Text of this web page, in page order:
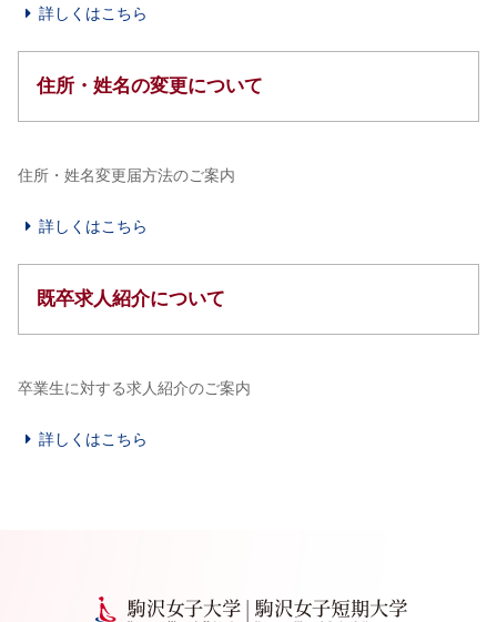
詳しくはこちら
住所・姓名の変更について
住所・姓名変更届方法のご案内
詳しくはこちら
既卒求人紹介について
卒業生に対する求人紹介のご案内
詳しくはこちら